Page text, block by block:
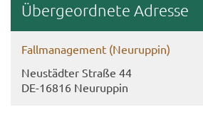
Über­ge­ord­ne­te Adres­se
Fall­ma­nage­ment (Neu­rup­pin)
Neu­städ­ter Stra­ße 44
DE-​16816 Neu­rup­pin